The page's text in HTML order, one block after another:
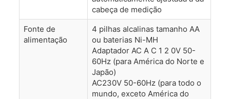
cabeça de medição
Fonte de
alimentação
4 pilhas alcalinas tamanho AA
ou baterias Ni-MH
Adaptador AC A C 1 2 0V 50-
60Hz (para América do Norte e
Japão)
AC230V 50-60Hz (para todo o
mundo, exceto América do